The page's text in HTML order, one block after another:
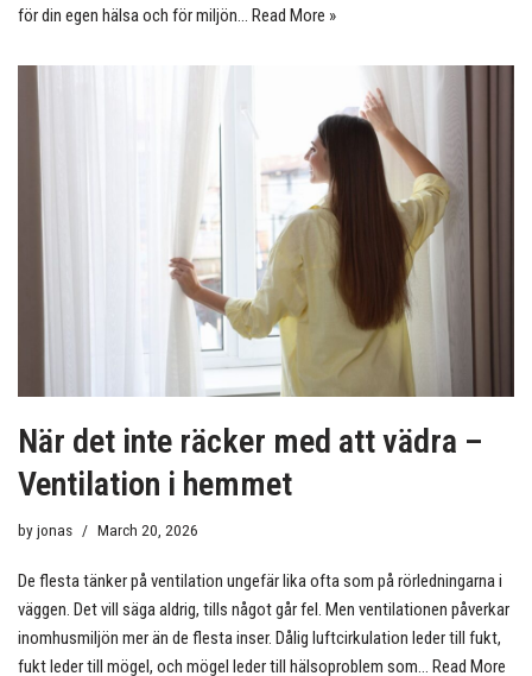
för din egen hälsa och för miljön… Read More »
När det inte räcker med att vädra –
Ventilation i hemmet
byjonas March 20, 2026
De flesta tänker på ventilation ungefär lika ofta som på rörledningarna i
väggen. Det vill säga aldrig, tills något går fel. Men ventilationen påverkar
inomhusmiljön mer än de flesta inser. Dålig luftcirkulation leder till fukt,
fukt leder till mögel, och mögel leder till hälsoproblem som… Read More